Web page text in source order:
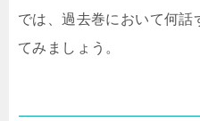
では、過去巻において何話
てみましょう。